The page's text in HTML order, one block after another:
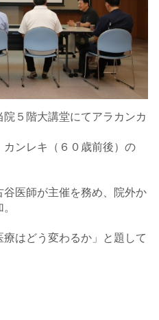
５階大講堂にてアラカンカ
カンレキ（６０歳前後）の
医師が主催を務め、院外か
はどう変わるか」と題して